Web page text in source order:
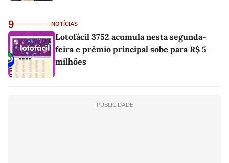
9 NOTÍCIAS
Lotofácil 3752 acumula nesta segunda-
feira e prêmio principal sobe para R$ 5
milhões
PUBLICIDADE